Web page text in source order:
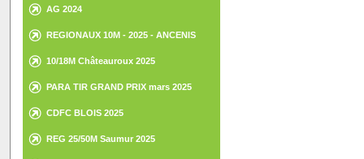
AG 2024
REGIONAUX 10M - 2025 - ANCENIS
10/18M Châteauroux 2025
PARA TIR GRAND PRIX mars 2025
CDFC BLOIS 2025
REG 25/50M Saumur 2025